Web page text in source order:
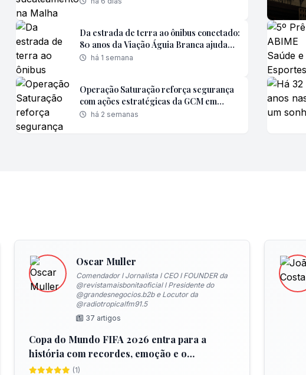
Da estrada de terra ao ônibus conectado:
80 anos da Viação Águia Branca ajudam a
contar a evolução da mobilidade
há 1 semana
Operação Saturação reforça segurança
com ações estratégicas da GCM em
bairros de Poá
há 2 semanas
Oscar Muller
Comendador l Jornalista l CEO I FOUNDER da
@revistamaisbonitaoficial l Presidente do
@grandesnegocios.b2b e Locutor da
@radiotropicalfm91.5
37 artigos
Copa do Mundo FIFA 2026 entra para a
história com recordes, emoção e o
bicampeonato da Espanha
(1)